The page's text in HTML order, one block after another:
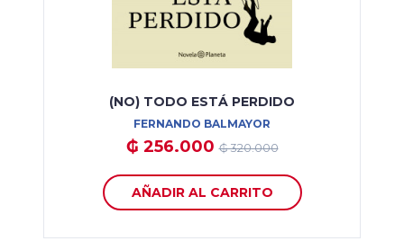
(NO) TODO ESTÁ PERDIDO
FERNANDO BALMAYOR
₲ 256.000₲ 320.000
AÑADIR AL CARRITO